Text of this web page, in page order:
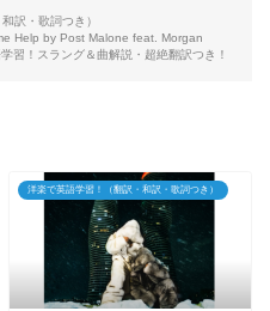
訳・歌詞つき）
Help by Post Malone feat. Morgan
習！スラング＆曲解説・超絶翻訳つき！
洋楽で英語学習！（翻訳・和訳・歌詞つき）